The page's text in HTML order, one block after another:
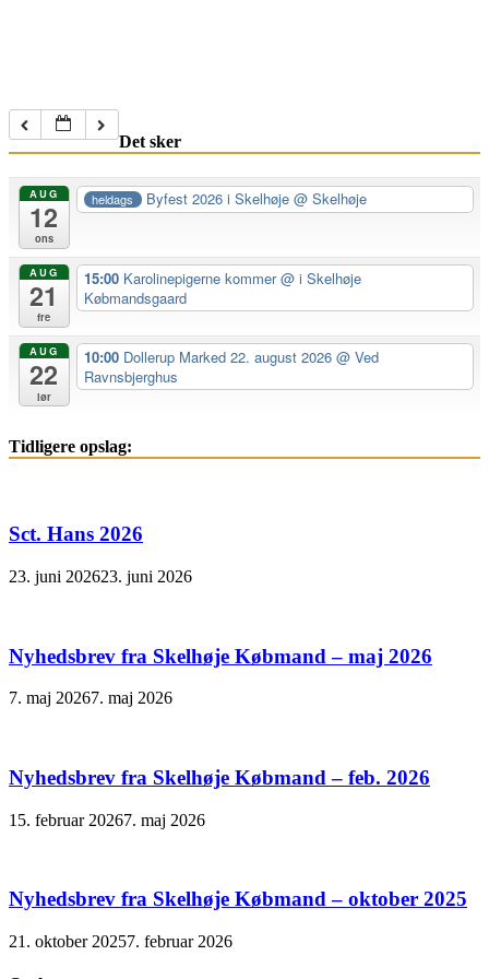
Det sker
AUG
12
ons
heldags Byfest 2026 i Skelhøje@ Skelhøje
AUG
21
fre
15:00 Karolinepigerne kommer@ i Skelhøje
Købmandsgaard
AUG
22
lør
10:00 Dollerup Marked 22. august 2026 @ Ved
Ravnsbjerghus
Tidligere opslag:
Sct. Hans 2026
23. juni 202623. juni 2026
Nyhedsbrev fra Skelhøje Købmand – maj 2026
7. maj 20267. maj 2026
Nyhedsbrev fra Skelhøje Købmand – feb. 2026
15. februar 20267. maj 2026
Nyhedsbrev fra Skelhøje Købmand – oktober 2025
21. oktober 20257. februar 2026